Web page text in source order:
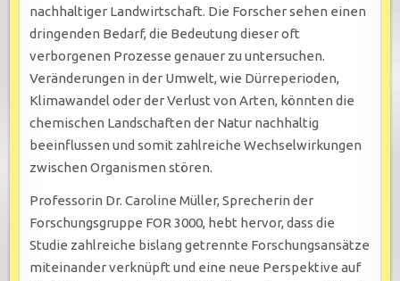
nachhaltiger Landwirtschaft. Die Forscher sehen einen
dringenden Bedarf, die Bedeutung dieser oft
verborgenen Prozesse genauer zu untersuchen.
Veränderungen in der Umwelt, wie Dürreperioden,
Klimawandel oder der Verlust von Arten, könnten die
chemischen Landschaften der Natur nachhaltig
beeinflussen und somit zahlreiche Wechselwirkungen
zwischen Organismen stören.
Professorin Dr. Caroline Müller, Sprecherin der
Forschungsgruppe FOR 3000, hebt hervor, dass die
Studie zahlreiche bislang getrennte Forschungsansätze
miteinander verknüpft und eine neue Perspektive auf